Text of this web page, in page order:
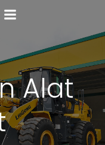
Alat